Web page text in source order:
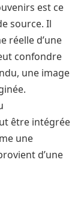
est ce
source. Il
réelle d’une
confondre
une image
être intégrée
une
d’une